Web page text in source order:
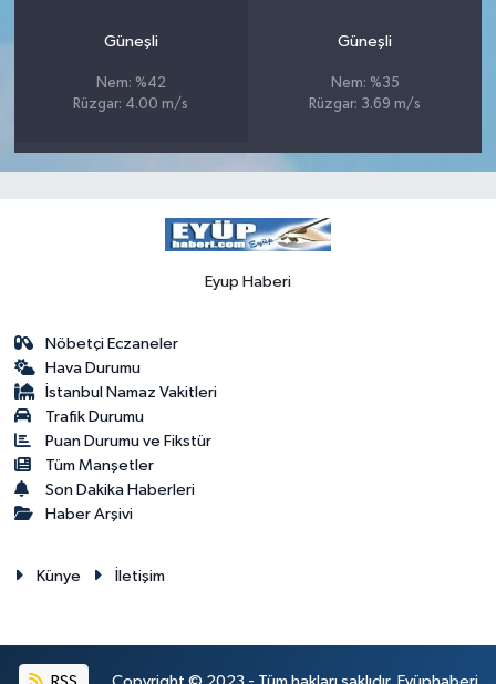
Güneşli
Nem: %42
Rüzgar: 4.00 m/s
Güneşli
Nem: %35
Rüzgar: 3.69 m/s
Eyup Haberi
Nöbetçi Eczaneler
Hava Durumu
İstanbul Namaz Vakitleri
Trafik Durumu
Puan Durumu ve Fikstür
Tüm Manşetler
Son Dakika Haberleri
Haber Arşivi
Künye İletişim